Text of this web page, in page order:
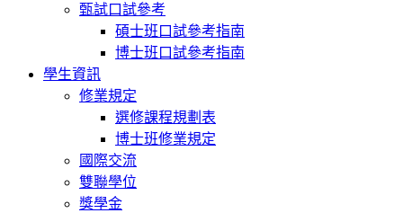
甄試口試參考
碩士班口試參考指南
博士班口試參考指南
學生資訊
修業規定
選修課程規劃表
博士班修業規定
國際交流
雙聯學位
獎學金